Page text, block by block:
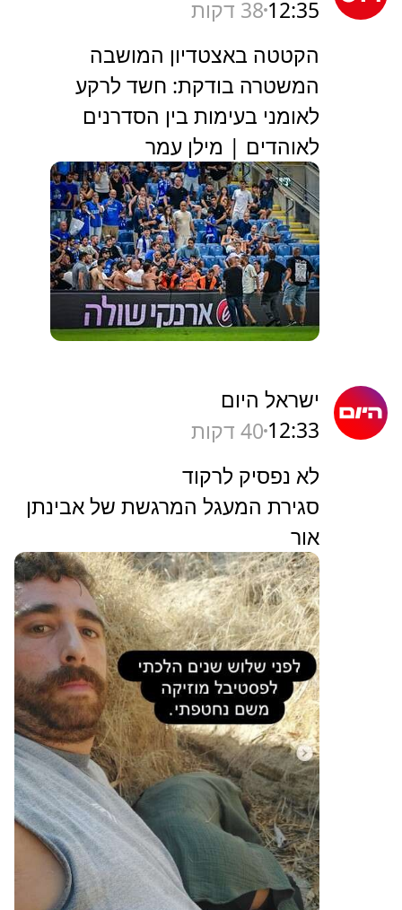
12:35 38 דקות
הקטטה באצטדיון המושבה
המשטרה בודקת: חשד לרקע
לאומני בעימות בין הסדרנים
לאוהדים | מילן עמר
ישראל היום
12:33 40 דקות
לא נפסיק לרקוד
סגירת המעגל המרגשת של אבינתן
אור